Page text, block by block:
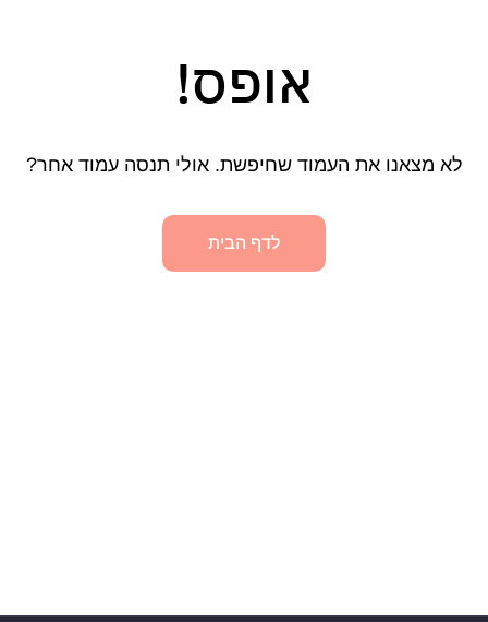
אופס!
לא מצאנו את העמוד שחיפשת. אולי תנסה עמוד אחר?
לדף הבית